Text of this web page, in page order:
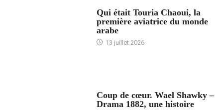
Qui était Touria Chaoui, la
première aviatrice du monde
arabe
13 juillet 2026
Coup de cœur. Wael Shawky –
Drama 1882, une histoire